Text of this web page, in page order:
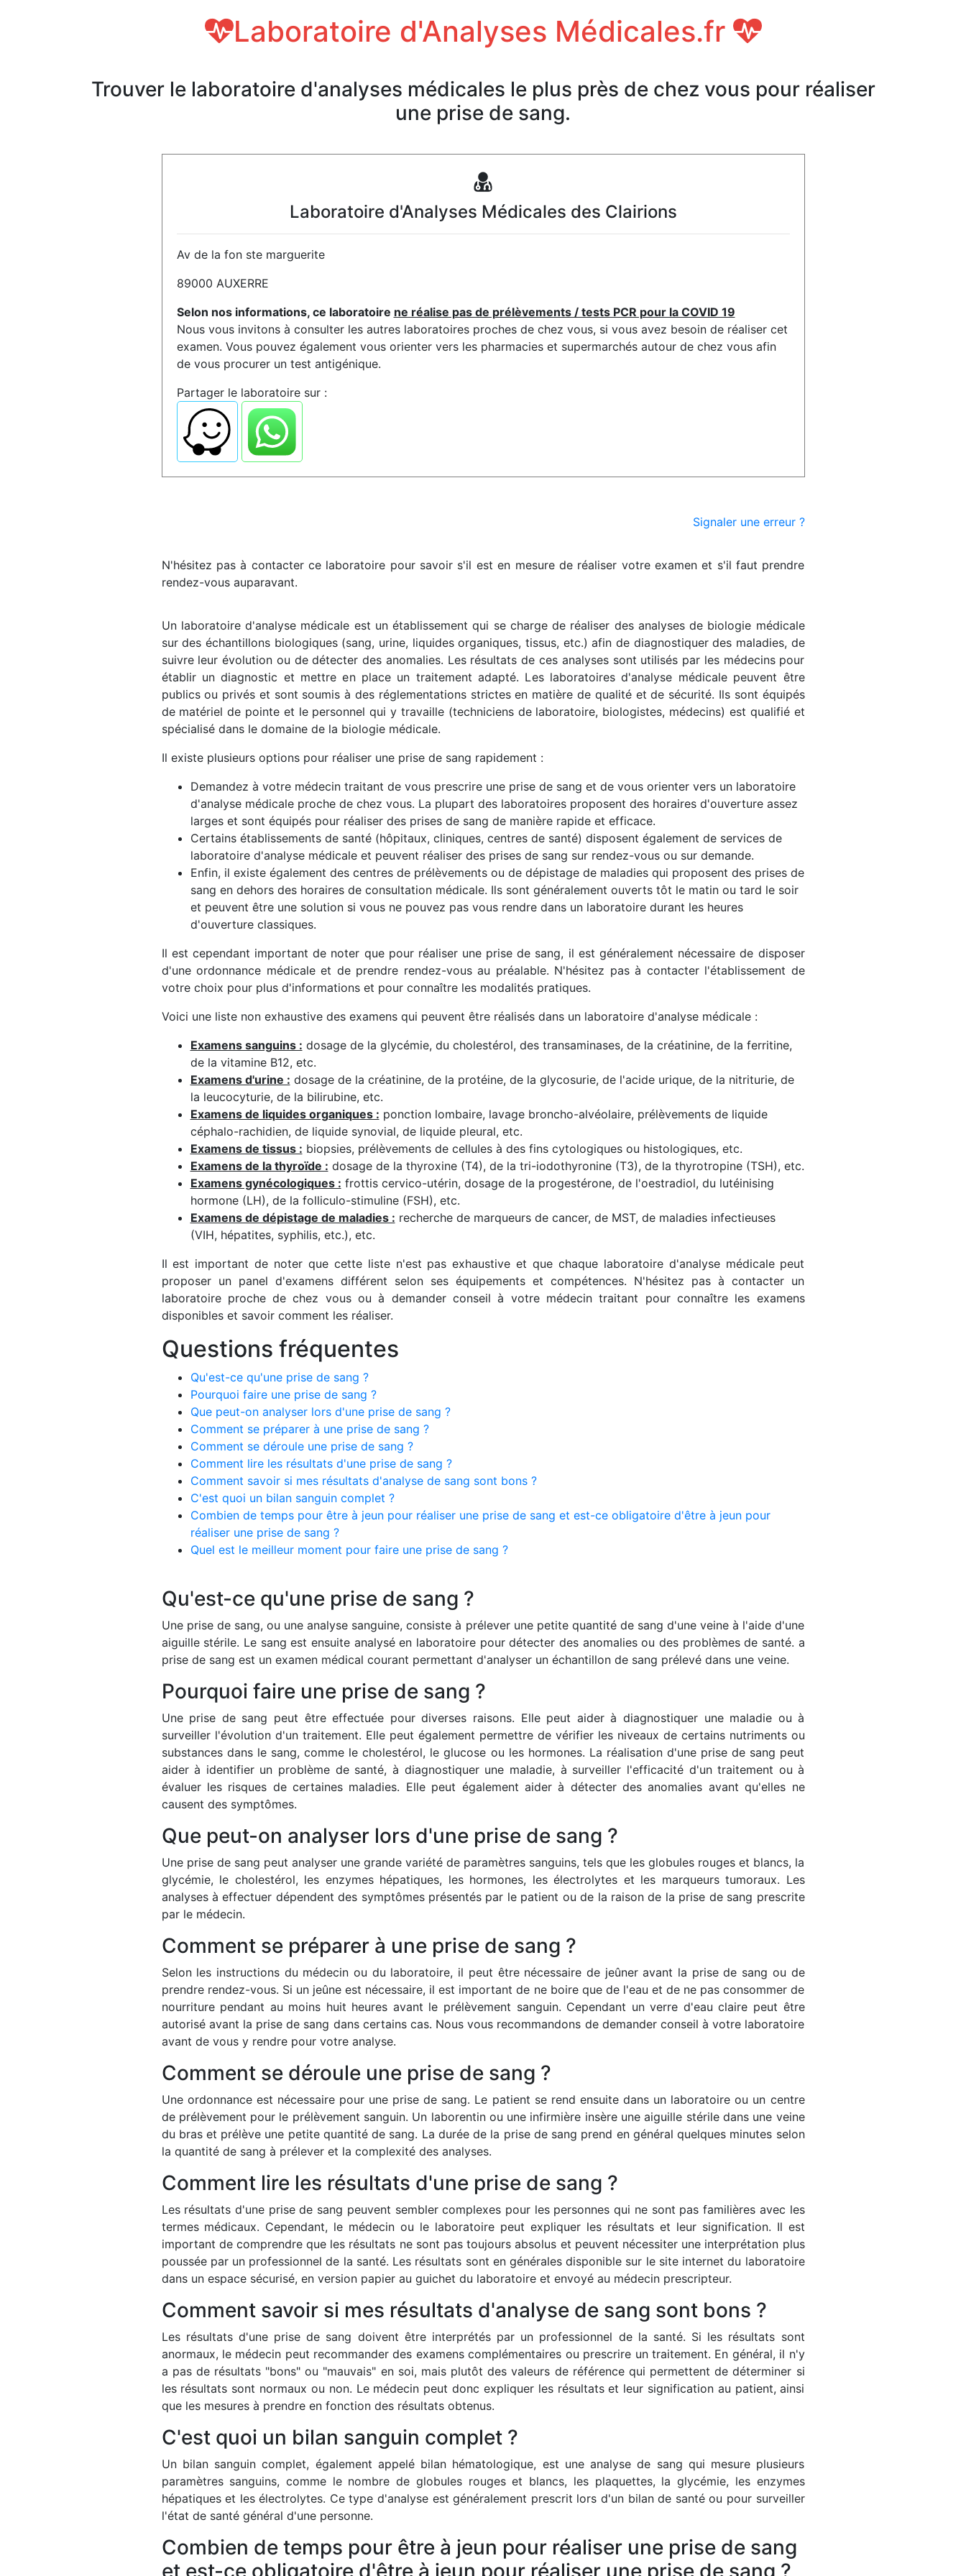
Laboratoire d'Analyses Médicales.fr
Trouver le laboratoire d'analyses médicales le plus près de chez vous pour réaliser
une prise de sang.
Laboratoire d'Analyses Médicales des Clairions
Av de la fon ste marguerite
89000 AUXERRE
Selon nos informations, ce laboratoire ne réalise pas de prélèvements / tests PCR pour la COVID 19
Nous vous invitons à consulter les autres laboratoires proches de chez vous, si vous avez besoin de réaliser cet
examen. Vous pouvez également vous orienter vers les pharmacies et supermarchés autour de chez vous afin
de vous procurer un test antigénique.
Partager le laboratoire sur :
Signaler une erreur ?
N'hésitez pas à contacter ce laboratoire pour savoir s'il est en mesure de réaliser votre examen et s'il faut prendre
rendez-vous auparavant.
Un laboratoire d'analyse médicale est un établissement qui se charge de réaliser des analyses de biologie médicale
sur des échantillons biologiques (sang, urine, liquides organiques, tissus, etc.) afin de diagnostiquer des maladies, de
suivre leur évolution ou de détecter des anomalies. Les résultats de ces analyses sont utilisés par les médecins pour
établir un diagnostic et mettre en place un traitement adapté. Les laboratoires d'analyse médicale peuvent être
publics ou privés et sont soumis à des réglementations strictes en matière de qualité et de sécurité. Ils sont équipés
de matériel de pointe et le personnel qui y travaille (techniciens de laboratoire, biologistes, médecins) est qualifié et
spécialisé dans le domaine de la biologie médicale.
Il existe plusieurs options pour réaliser une prise de sang rapidement :
Demandez à votre médecin traitant de vous prescrire une prise de sang et de vous orienter vers un laboratoire
d'analyse médicale proche de chez vous. La plupart des laboratoires proposent des horaires d'ouverture assez
larges et sont équipés pour réaliser des prises de sang de manière rapide et efficace.
Certains établissements de santé (hôpitaux, cliniques, centres de santé) disposent également de services de
laboratoire d'analyse médicale et peuvent réaliser des prises de sang sur rendez-vous ou sur demande.
Enfin, il existe également des centres de prélèvements ou de dépistage de maladies qui proposent des prises de
sang en dehors des horaires de consultation médicale. Ils sont généralement ouverts tôt le matin ou tard le soir
et peuvent être une solution si vous ne pouvez pas vous rendre dans un laboratoire durant les heures
d'ouverture classiques.
Il est cependant important de noter que pour réaliser une prise de sang, il est généralement nécessaire de disposer
d'une ordonnance médicale et de prendre rendez-vous au préalable. N'hésitez pas à contacter l'établissement de
votre choix pour plus d'informations et pour connaître les modalités pratiques.
Voici une liste non exhaustive des examens qui peuvent être réalisés dans un laboratoire d'analyse médicale :
Examens sanguins : dosage de la glycémie, du cholestérol, des transaminases, de la créatinine, de la ferritine,
de la vitamine B12, etc.
Examens d'urine : dosage de la créatinine, de la protéine, de la glycosurie, de l'acide urique, de la nitriturie, de
la leucocyturie, de la bilirubine, etc.
Examens de liquides organiques : ponction lombaire, lavage broncho-alvéolaire, prélèvements de liquide
céphalo-rachidien, de liquide synovial, de liquide pleural, etc.
Examens de tissus : biopsies, prélèvements de cellules à des fins cytologiques ou histologiques, etc.
Examens de la thyroïde : dosage de la thyroxine (T4), de la tri-iodothyronine (T3), de la thyrotropine (TSH), etc.
Examens gynécologiques : frottis cervico-utérin, dosage de la progestérone, de l'oestradiol, du lutéinising
hormone (LH), de la folliculo-stimuline (FSH), etc.
Examens de dépistage de maladies : recherche de marqueurs de cancer, de MST, de maladies infectieuses
(VIH, hépatites, syphilis, etc.), etc.
Il est important de noter que cette liste n'est pas exhaustive et que chaque laboratoire d'analyse médicale peut
proposer un panel d'examens différent selon ses équipements et compétences. N'hésitez pas à contacter un
laboratoire proche de chez vous ou à demander conseil à votre médecin traitant pour connaître les examens
disponibles et savoir comment les réaliser.
Questions fréquentes
Qu'est-ce qu'une prise de sang ?
Pourquoi faire une prise de sang ?
Que peut-on analyser lors d'une prise de sang ?
Comment se préparer à une prise de sang ?
Comment se déroule une prise de sang ?
Comment lire les résultats d'une prise de sang ?
Comment savoir si mes résultats d'analyse de sang sont bons ?
C'est quoi un bilan sanguin complet ?
Combien de temps pour être à jeun pour réaliser une prise de sang et est-ce obligatoire d'être à jeun pour
réaliser une prise de sang ?
Quel est le meilleur moment pour faire une prise de sang ?
Qu'est-ce qu'une prise de sang ?
Une prise de sang, ou une analyse sanguine, consiste à prélever une petite quantité de sang d'une veine à l'aide d'une
aiguille stérile. Le sang est ensuite analysé en laboratoire pour détecter des anomalies ou des problèmes de santé. a
prise de sang est un examen médical courant permettant d'analyser un échantillon de sang prélevé dans une veine.
Pourquoi faire une prise de sang ?
Une prise de sang peut être effectuée pour diverses raisons. Elle peut aider à diagnostiquer une maladie ou à
surveiller l'évolution d'un traitement. Elle peut également permettre de vérifier les niveaux de certains nutriments ou
substances dans le sang, comme le cholestérol, le glucose ou les hormones. La réalisation d'une prise de sang peut
aider à identifier un problème de santé, à diagnostiquer une maladie, à surveiller l'efficacité d'un traitement ou à
évaluer les risques de certaines maladies. Elle peut également aider à détecter des anomalies avant qu'elles ne
causent des symptômes.
Que peut-on analyser lors d'une prise de sang ?
Une prise de sang peut analyser une grande variété de paramètres sanguins, tels que les globules rouges et blancs, la
glycémie, le cholestérol, les enzymes hépatiques, les hormones, les électrolytes et les marqueurs tumoraux. Les
analyses à effectuer dépendent des symptômes présentés par le patient ou de la raison de la prise de sang prescrite
par le médecin.
Comment se préparer à une prise de sang ?
Selon les instructions du médecin ou du laboratoire, il peut être nécessaire de jeûner avant la prise de sang ou de
prendre rendez-vous. Si un jeûne est nécessaire, il est important de ne boire que de l'eau et de ne pas consommer de
nourriture pendant au moins huit heures avant le prélèvement sanguin. Cependant un verre d'eau claire peut être
autorisé avant la prise de sang dans certains cas. Nous vous recommandons de demander conseil à votre laboratoire
avant de vous y rendre pour votre analyse.
Comment se déroule une prise de sang ?
Une ordonnance est nécessaire pour une prise de sang. Le patient se rend ensuite dans un laboratoire ou un centre
de prélèvement pour le prélèvement sanguin. Un laborentin ou une infirmière insère une aiguille stérile dans une veine
du bras et prélève une petite quantité de sang. La durée de la prise de sang prend en général quelques minutes selon
la quantité de sang à prélever et la complexité des analyses.
Comment lire les résultats d'une prise de sang ?
Les résultats d'une prise de sang peuvent sembler complexes pour les personnes qui ne sont pas familières avec les
termes médicaux. Cependant, le médecin ou le laboratoire peut expliquer les résultats et leur signification. Il est
important de comprendre que les résultats ne sont pas toujours absolus et peuvent nécessiter une interprétation plus
poussée par un professionnel de la santé. Les résultats sont en générales disponible sur le site internet du laboratoire
dans un espace sécurisé, en version papier au guichet du laboratoire et envoyé au médecin prescripteur.
Comment savoir si mes résultats d'analyse de sang sont bons ?
Les résultats d'une prise de sang doivent être interprétés par un professionnel de la santé. Si les résultats sont
anormaux, le médecin peut recommander des examens complémentaires ou prescrire un traitement. En général, il n'y
a pas de résultats "bons" ou "mauvais" en soi, mais plutôt des valeurs de référence qui permettent de déterminer si
les résultats sont normaux ou non. Le médecin peut donc expliquer les résultats et leur signification au patient, ainsi
que les mesures à prendre en fonction des résultats obtenus.
C'est quoi un bilan sanguin complet ?
Un bilan sanguin complet, également appelé bilan hématologique, est une analyse de sang qui mesure plusieurs
paramètres sanguins, comme le nombre de globules rouges et blancs, les plaquettes, la glycémie, les enzymes
hépatiques et les électrolytes. Ce type d'analyse est généralement prescrit lors d'un bilan de santé ou pour surveiller
l'état de santé général d'une personne.
Combien de temps pour être à jeun pour réaliser une prise de sang